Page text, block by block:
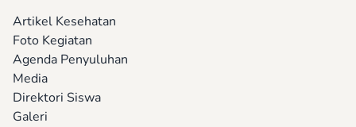
Artikel Kesehatan
Foto Kegiatan
Agenda Penyuluhan
Media
Direktori Siswa
Galeri